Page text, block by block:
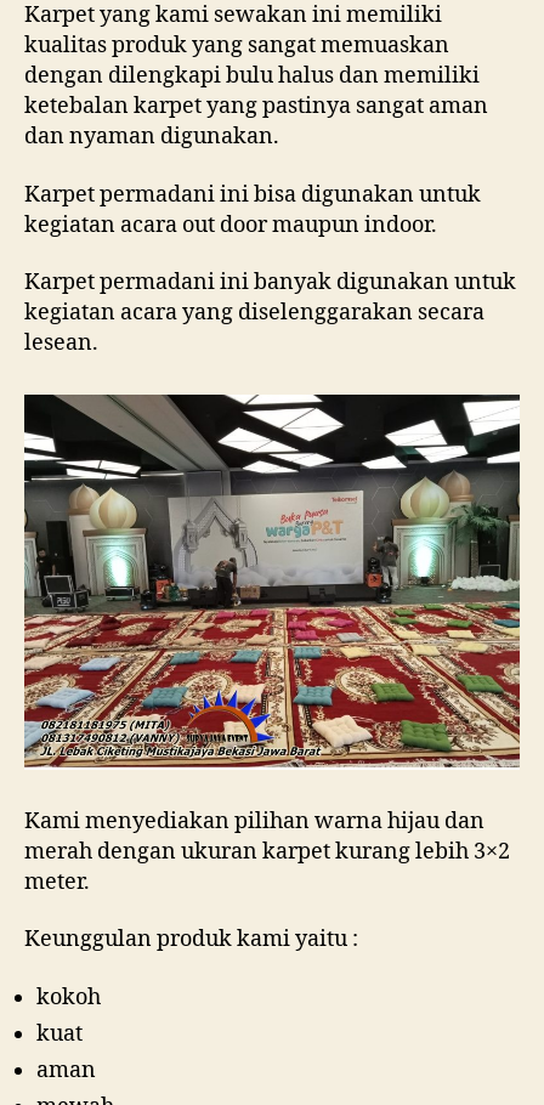
Karpet yang kami sewakan ini memiliki
kualitas produk yang sangat memuaskan
dengan dilengkapi bulu halus dan memiliki
ketebalan karpet yang pastinya sangat aman
dan nyaman digunakan.
Karpet permadani ini bisa digunakan untuk
kegiatan acara out door maupun indoor.
Karpet permadani ini banyak digunakan untuk
kegiatan acara yang diselenggarakan secara
lesean.
Kami menyediakan pilihan warna hijau dan
merah dengan ukuran karpet kurang lebih 3×2
meter.
Keunggulan produk kami yaitu :
kokoh
kuat
aman